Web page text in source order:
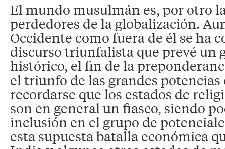
El mundo musulmán es, por otro
perdedores de la globalización.
Occidente como fuera de él se ha
discurso triunfalista que prevé un
histórico, el fin de la
el triunfo de las grandes potencias
recordarse que los estados de
son en general un fiasco, siendo
inclusión en el grupo de
esta supuesta batalla económica